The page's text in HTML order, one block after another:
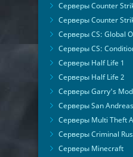
Серверы Counter
Серверы Counter
Серверы CS: Global
Серверы CS:
Серверы Half Life 1
Серверы Half Life 2
Серверы Garry's Mod
Серверы San
Серверы Multi Theft
Серверы Criminal
Серверы Minecraft